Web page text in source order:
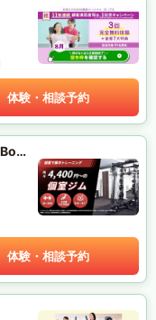
体験・相談予約
プライベートボックスフィット (Private Box Fit)
体験・相談予約